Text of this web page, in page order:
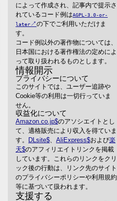
によって作成され、記事内で提示さ
れているコード例はAGPL-3.0-or-
later
の下でご利用いただけま
す。
コード例以外の著作物については、
日本国における著作権法の定めによ
って取り扱われるものとします。
情報開示
プライバシーについて
このサイトでは、ユーザー追跡や
Cookie等の利用は一切行っていま
せん。
収益化について
Amazon.co.jp のアソシエイトとし
て、適格販売により収入を得ていま
す。
DLsite 、 AliExpress および楽
天 のアフィリエイトリンクを掲載
しています。これらのリンクをクリ
ック後の行動は、リンク先のサイト
のプライバシーポリシーや利用規約
等に基づいて扱われます。
支援する